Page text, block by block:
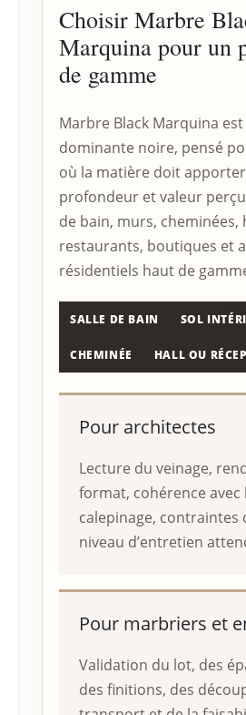
Choisir Marbre
Marquina pour un
de gamme
Marbre Black Marquina
dominante noire, pensé
où la matière doit
profondeur et valeur
de bain, murs, cheminées,
restaurants, boutiques et
résidentiels haut de
SALLE DE BAIN SOL
CHEMINÉE HALL OU
Pour architectes
Lecture du veinage,
format, cohérence avec
calepinage, contraintes
niveau d’entretien
Pour marbriers et
Validation du lot, des
des finitions, des